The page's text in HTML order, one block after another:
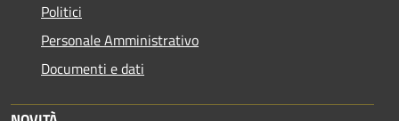
Politici
Personale Amministrativo
Documenti e dati